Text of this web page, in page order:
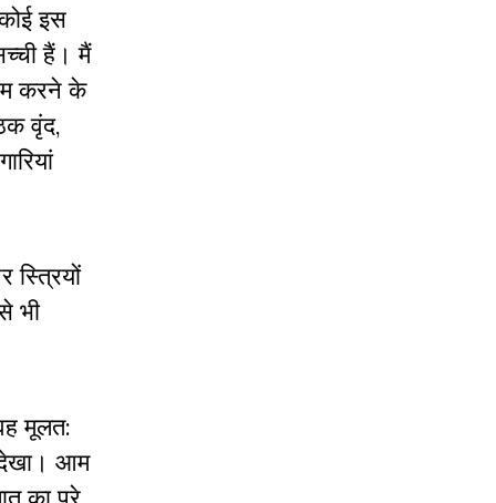
इस
हैं। मैं
करने के
वृंद,
स्त्रियों
भी
मूलत:
देखा। आम